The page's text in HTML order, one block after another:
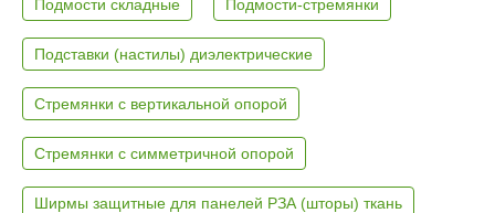
Подмости складные Подмости-стремянки
Подставки (настилы) диэлектрические
Стремянки с вертикальной опорой
Стремянки с симметричной опорой
Ширмы защитные для панелей РЗА (шторы) ткань